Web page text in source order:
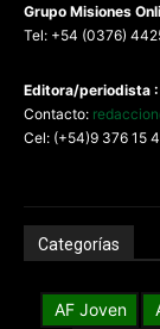
Grupo Misiones
Tel: +54 (0376)
Editora/periodista
Contacto:
Cel: (+54)9 376 15
Categorías
AF Joven